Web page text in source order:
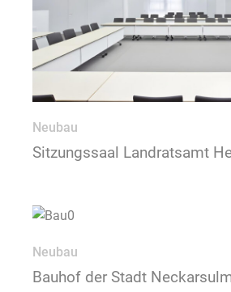
Neubau
Sitzungssaal Landratsamt
Neubau
Bauhof der Stadt